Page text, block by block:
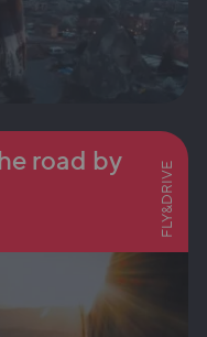
road by
FLY&DRIVE